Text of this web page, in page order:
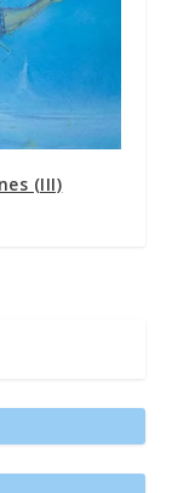
(III)